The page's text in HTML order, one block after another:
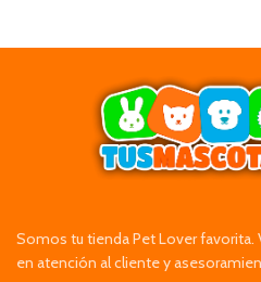
Somos tu tienda Pet Lover favorita.
en atención al cliente y